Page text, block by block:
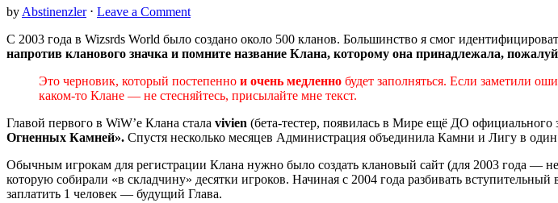
by Abstinenzler⋅ Leave a Comment
С 2003 года в Wizsrds World было создано около 500 кланов. Большинство я смог
напротив кланового значка и помните название Клана, которому она принадлежала,
Это черновик, который постепенно и очень медленно будет заполняться. Если заметили
каком-то Клане — не стесняйтесь, присылайте мне текст.
Главой первого в WiW’e Клана стала vivien (бета-тестер, появилась в Мире ещё ДО официального
Огненных Камней». Спустя несколько месяцев Администрация объединила Камни и Лигу в
Обычным игрокам для регистрации Клана нужно было создать клановый сайт (для 2003 года —
которую собирали «в складчину» десятки игроков. Начиная с 2004 года разбивать
заплатить 1 человек — будущий Глава.